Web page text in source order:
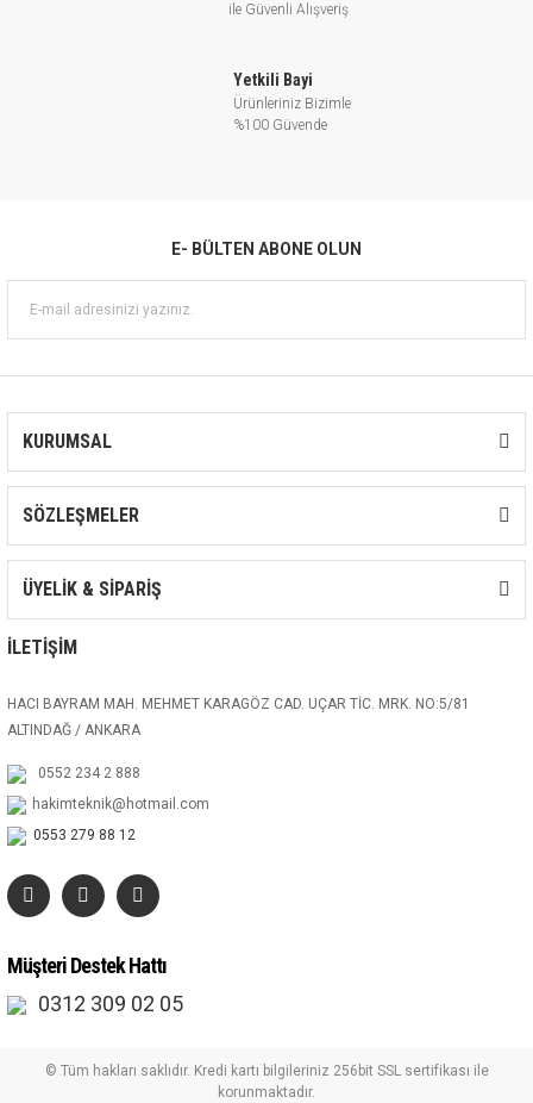
ile Güvenli Alışveriş
Yetkili Bayi
Ürünleriniz Bizimle
%100 Güvende
E- BÜLTEN ABONE OLUN
KURUMSAL
SÖZLEŞMELER
ÜYELİK & SİPARİŞ
İLETİŞİM
HACI BAYRAM MAH. MEHMET KARAGÖZ CAD. UÇAR TİC. MRK. NO:5/81
ALTINDAĞ / ANKARA
0552 234 2 888
hakimteknik@hotmail.com
0553 279 88 12
Müşteri Destek Hattı
0312 309 02 05
© Tüm hakları saklıdır. Kredi kartı bilgileriniz 256bit SSL sertifikası ile
korunmaktadır.